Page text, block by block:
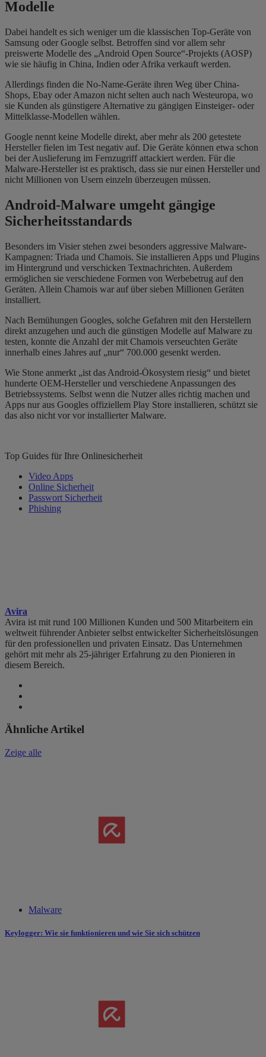
Modelle
Dabei handelt es sich weniger um die klassischen Top-Geräte von
Samsung oder Google selbst. Betroffen sind vor allem sehr
preiswerte Modelle des „Android Open Source“-Projekts (AOSP)
wie sie häufig in China, Indien oder Afrika verkauft werden.
Allerdings finden die No-Name-Geräte ihren Weg über China-
Shops, Ebay oder Amazon nicht selten auch nach Westeuropa, wo
sie Kunden als günstigere Alternative zu gängigen Einsteiger- oder
Mittelklasse-Modellen wählen.
Google nennt keine Modelle direkt, aber mehr als 200 getestete
Hersteller fielen im Test negativ auf. Die Geräte können etwa schon
bei der Auslieferung im Fernzugriff attackiert werden. Für die
Malware-Hersteller ist es praktisch, dass sie nur einen Hersteller und
nicht Millionen von Usern einzeln überzeugen müssen.
Android-Malware umgeht gängige
Sicherheitsstandards
Besonders im Visier stehen zwei besonders aggressive Malware-
Kampagnen: Triada und Chamois. Sie installieren Apps und Plugins
im Hintergrund und verschicken Textnachrichten. Außerdem
ermöglichen sie verschiedene Formen von Werbebetrug auf den
Geräten. Allein Chamois war auf über sieben Millionen Geräten
installiert.
Nach Bemühungen Googles, solche Gefahren mit den Herstellern
direkt anzugehen und auch die günstigen Modelle auf Malware zu
testen, konnte die Anzahl der mit Chamois verseuchten Geräte
innerhalb eines Jahres auf „nur“ 700.000 gesenkt werden.
Wie Stone anmerkt „ist das Android-Ökosystem riesig“ und bietet
hunderte OEM-Hersteller und verschiedene Anpassungen des
Betriebssystems. Selbst wenn die Nutzer alles richtig machen und
Apps nur aus Googles offiziellem Play Store installieren, schützt sie
das also nicht vor vor installierter Malware.
Top Guides für Ihre Onlinesicherheit
Video Apps
Online Sicherheit
Passwort Sicherheit
Phishing
Avira
Avira ist mit rund 100 Millionen Kunden und 500 Mitarbeitern ein
weltweit führender Anbieter selbst entwickelter Sicherheitslösungen
für den professionellen und privaten Einsatz. Das Unternehmen
gehört mit mehr als 25-jähriger Erfahrung zu den Pionieren in
diesem Bereich.
Ähnliche Artikel
Zeige alle
Malware
Keylogger: Wie sie funktionieren und wie Sie sich schützen